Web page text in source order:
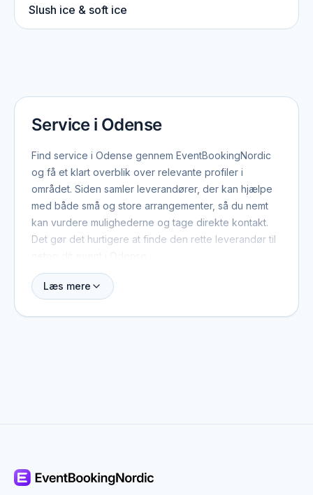
Slush ice & soft ice
Service i Odense
Find service i Odense gennem EventBookingNordic
og få et klart overblik over relevante profiler i
området. Siden samler leverandører, der kan hjælpe
med både små og store arrangementer, så du nemt
kan vurdere mulighederne og tage direkte kontakt.
Det gør det hurtigere at finde den rette leverandør til
Når du booker service i Odense, er der typisk et par
Odense dækker både centrum og omegn, og mange
Odense, men også specialister fra nabobyer, der
Læs mere